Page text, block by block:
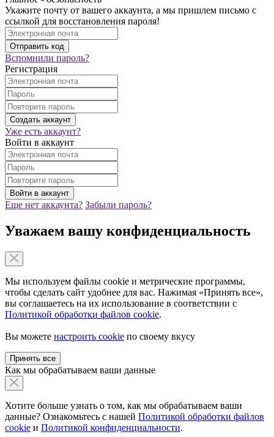
Укажите почту от вашего аккаунта, а мы пришлем письмо с
ссылкой для восстановления пароля!
Вспомнили пароль?
Регистрация
Уже есть аккаунт?
Войти в аккаунт
Еще нет аккаунта? Забыли пароль?
Уважаем вашу конфиденциальность
Мы используем файлы cookie и метрические программы,
чтобы сделать сайт удобнее для вас. Нажимая «Принять все»,
вы соглашаетесь на их использование в соответствии с
Политикой обработки файлов cookie.
Вы можете настроить cookie по своему вкусу
Принять все
Как мы обрабатываем ваши данные
Хотите больше узнать о том, как мы обрабатываем ваши
данные? Ознакомьтесь с нашей Политикой обработки файлов
cookie и Политикой конфиденциальности.